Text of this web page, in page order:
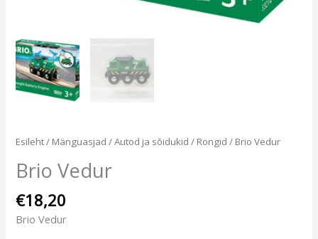
Esileht/ Mänguasjad /Autod ja sõidukid / Rongid / Brio Vedur
Brio Vedur
€18,20
Brio Vedur